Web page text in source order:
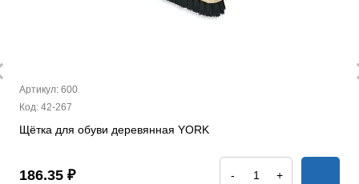
Артикул: 600
Код: 42-267
Щётка для обуви деревянная YORK
186.35 ₽ - +